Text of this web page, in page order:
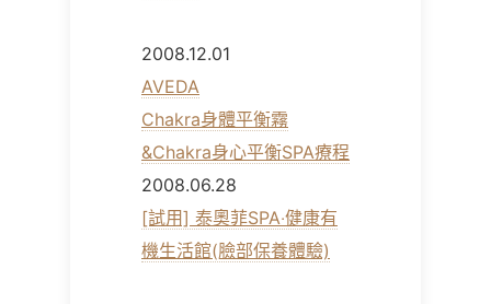
2008.12.01
AVEDA
Chakra身體平衡霧
&Chakra身心平衡SPA療程
2008.06.28
[試用] 泰奧菲SPA‧健康有
機生活館(臉部保養體驗)